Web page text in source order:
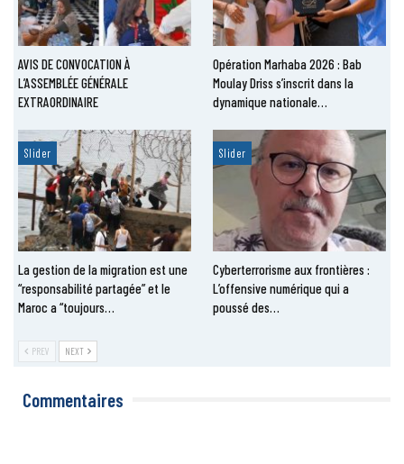
AVIS DE CONVOCATION À
L’ASSEMBLÉE GÉNÉRALE
EXTRAORDINAIRE
Opération Marhaba 2026 : Bab
Moulay Driss s’inscrit dans la
dynamique nationale…
Slider
La gestion de la migration est une
“responsabilité partagée” et le
Maroc a “toujours…
Slider
Cyberterrorisme aux frontières :
L’offensive numérique qui a
poussé des…
PREV NEXT
Commentaires